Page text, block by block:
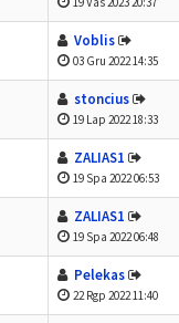
Voblis
03 Gru 2022 14:35
stoncius
19 Lap 2022 18:33
ZALIAS1
19 Spa 2022 06:53
ZALIAS1
19 Spa 2022 06:48
Pelekas
22 Rgp 2022 11:40